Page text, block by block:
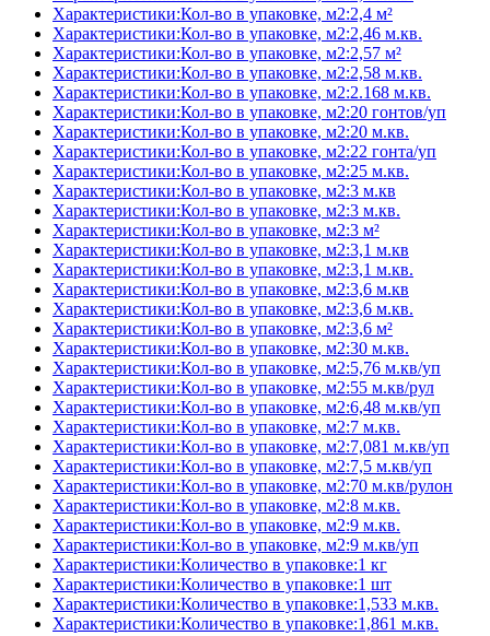
Характеристики:Кол-во в упаковке, м2:2,4 м²
Характеристики:Кол-во в упаковке, м2:2,46 м.кв.
Характеристики:Кол-во в упаковке, м2:2,57 м²
Характеристики:Кол-во в упаковке, м2:2,58 м.кв.
Характеристики:Кол-во в упаковке, м2:2.168 м.кв.
Характеристики:Кол-во в упаковке, м2:20 гонтов/уп
Характеристики:Кол-во в упаковке, м2:20 м.кв.
Характеристики:Кол-во в упаковке, м2:22 гонта/уп
Характеристики:Кол-во в упаковке, м2:25 м.кв.
Характеристики:Кол-во в упаковке, м2:3 м.кв
Характеристики:Кол-во в упаковке, м2:3 м.кв.
Характеристики:Кол-во в упаковке, м2:3 м²
Характеристики:Кол-во в упаковке, м2:3,1 м.кв
Характеристики:Кол-во в упаковке, м2:3,1 м.кв.
Характеристики:Кол-во в упаковке, м2:3,6 м.кв
Характеристики:Кол-во в упаковке, м2:3,6 м.кв.
Характеристики:Кол-во в упаковке, м2:3,6 м²
Характеристики:Кол-во в упаковке, м2:30 м.кв.
Характеристики:Кол-во в упаковке, м2:5,76 м.кв/уп
Характеристики:Кол-во в упаковке, м2:55 м.кв/рул
Характеристики:Кол-во в упаковке, м2:6,48 м.кв/уп
Характеристики:Кол-во в упаковке, м2:7 м.кв.
Характеристики:Кол-во в упаковке, м2:7,081 м.кв/уп
Характеристики:Кол-во в упаковке, м2:7,5 м.кв/уп
Характеристики:Кол-во в упаковке, м2:70 м.кв/рулон
Характеристики:Кол-во в упаковке, м2:8 м.кв.
Характеристики:Кол-во в упаковке, м2:9 м.кв.
Характеристики:Кол-во в упаковке, м2:9 м.кв/уп
Характеристики:Количество в упаковке:1 кг
Характеристики:Количество в упаковке:1 шт
Характеристики:Количество в упаковке:1,533 м.кв.
Характеристики:Количество в упаковке:1,861 м.кв.